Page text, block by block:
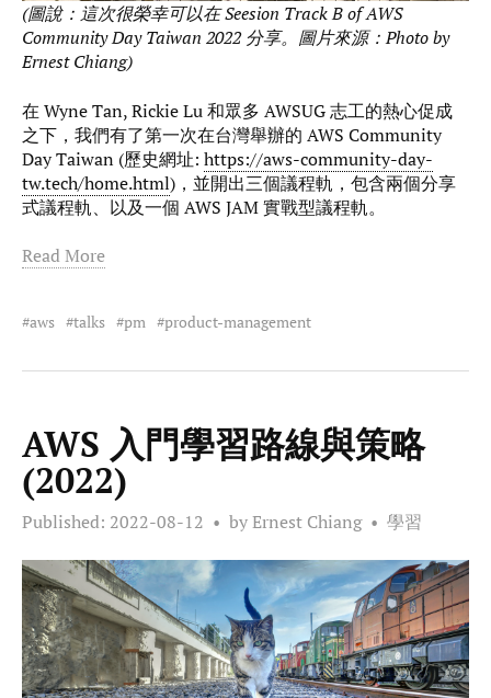
(圖說：這次很榮幸可以在 Seesion Track B of AWS
Community Day Taiwan 2022 分享。圖片來源：Photo by
Ernest Chiang)
在 Wyne Tan, Rickie Lu 和眾多 AWSUG 志工的熱心促成
之下，我們有了第一次在台灣舉辦的 AWS Community
Day Taiwan (歷史網址: https://aws-community-day-
tw.tech/home.html)，並開出三個議程軌，包含兩個分享
式議程軌、以及一個 AWS JAM 實戰型議程軌。
Read More
aws talks pm product-management
AWS 入門學習路線與策略
(2022)
Published: 2022-08-12 by Ernest Chiang 學習